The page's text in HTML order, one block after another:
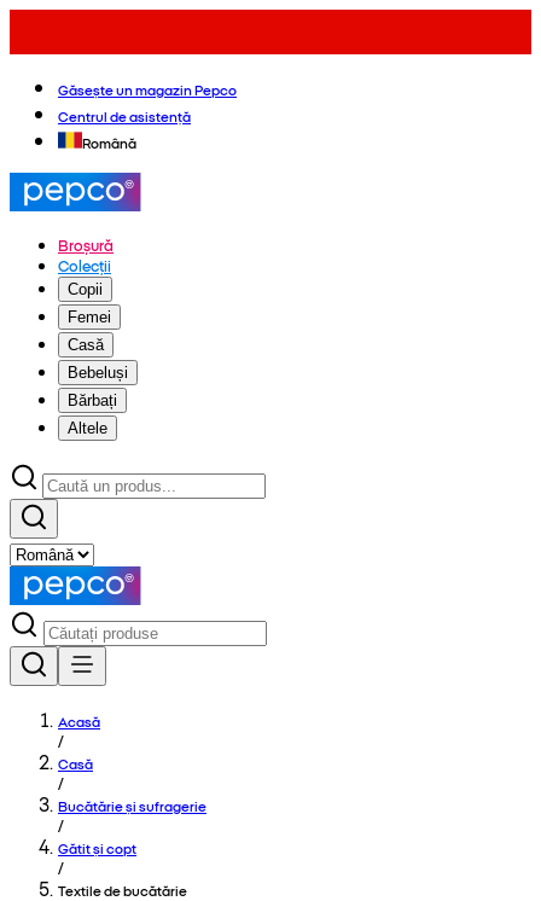
Găsește un magazin Pepco
Centrul de asistență
Română
Broșură
Colecții
Copii
Femei
Casă
Bebeluși
Bărbați
Altele
Acasă
/
Casă
/
Bucătărie și sufragerie
/
Gătit și copt
/
Textile de bucătărie